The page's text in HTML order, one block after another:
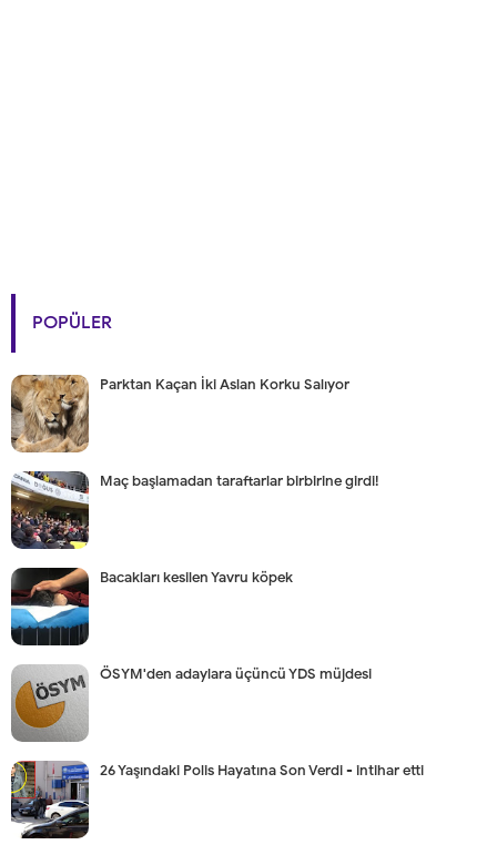
POPÜLER
Parktan Kaçan İki Aslan Korku Salıyor
Maç başlamadan taraftarlar birbirine girdi!
Bacakları kesilen Yavru köpek
ÖSYM'den adaylara üçüncü YDS müjdesi
26 Yaşındaki Polis Hayatına Son Verdi - intihar etti